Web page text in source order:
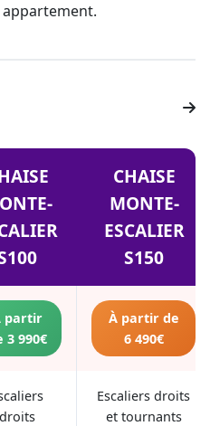
CHAISE
MONTE-
ESCALIER
S150
partir
3 990€
À partir de
6 490€
droits
Escaliers droits
et tournants